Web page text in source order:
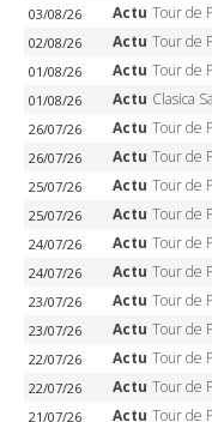
03/08/26 Actu Tour de France
02/08/26 Actu Tour de France
01/08/26 Actu Tour de France
01/08/26 Actu Clasica San
26/07/26 Actu Tour de France 2026
26/07/26 Actu Tour de France 2026 –
25/07/26 Actu Tour de France 2026
25/07/26 Actu Tour de France 2026 –
24/07/26 Actu Tour de France 2026
24/07/26 Actu Tour de France
23/07/26 Actu Tour de France 2026 –
23/07/26 Actu Tour de France 2026 –
22/07/26 Actu Tour de France 2026 –
22/07/26 Actu Tour de France
21/07/26 Actu Tour de France